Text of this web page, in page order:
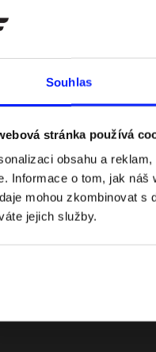
Souhlas
stránka používá
obsahu a
Informace o tom, jak
mohou zkombinovat s
jejich služby.
kategorie?